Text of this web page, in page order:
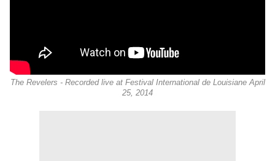
The Revelers - Recorded live at Festival International de Louisiane April
25, 2014